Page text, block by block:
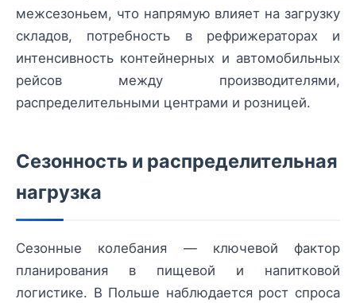
межсезоньем, что напрямую влияет на загрузку
складов, потребность в рефрижераторах и
интенсивность контейнерных и автомобильных
рейсов между производителями,
распределительными центрами и розницей.
Сезонность и распределительная
нагрузка
Сезонные колебания — ключевой фактор
планирования в пищевой и напитковой
логистике. В Польше наблюдается рост спроса